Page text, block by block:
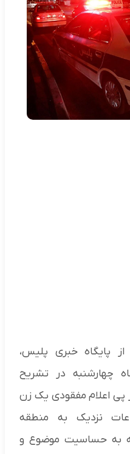
پایگاه خبری پلیس،
چهارشنبه در تشریح
پی اعلام مفقودی یک زن
نزدیک به منطقه
به حساسیت موضوع و